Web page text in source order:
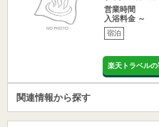
営業時間
入浴料金 ～
宿泊
楽天トラベル
関連情報から探す